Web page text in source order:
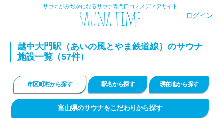
サウナがみぢかになるサウナ専門口コミメディアサイト
ログイン
越中大門駅（あいの風とやま鉄道線）のサウナ
施設一覧（57件）
市区町村から探す 駅名から探す 現在地から探す
富山県のサウナをこだわりから探す